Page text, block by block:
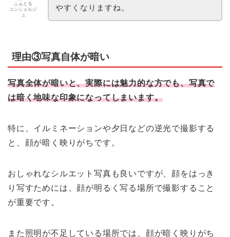
ふぉとる
コンシェルジ
ュ
やすくなりますね。
理由③写真自体が暗い
写真全体が暗いと、実際には魅力的な方でも、写真で
は暗く地味な印象になってしまいます。
特に、イルミネーションや夕日などの逆光で撮影する
と、顔が暗く映りがちです。
おしゃれなシルエット写真も良いですが、顔をはっき
り写すためには、顔が明るく写る場所で撮影すること
が重要です。
また照明が不足している場所では、顔が暗く映りがち